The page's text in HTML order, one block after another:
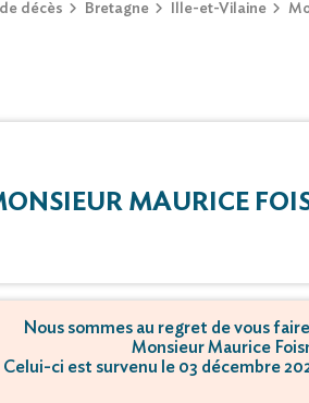
décès Bretagne Ille-et-Vilaine
MAURICE
Nous sommes au regret de vous
Monsieur Maurice
Celui-ci est survenu le 03 décembre